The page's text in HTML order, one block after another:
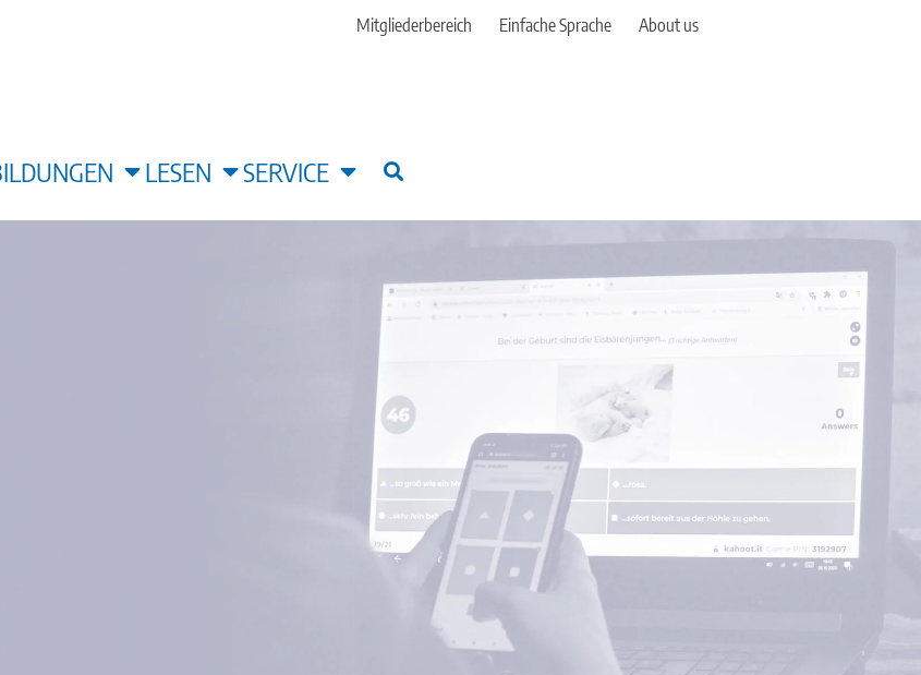
Mitgliederbereich Einfache Sprache About us
LESEN SERVICE